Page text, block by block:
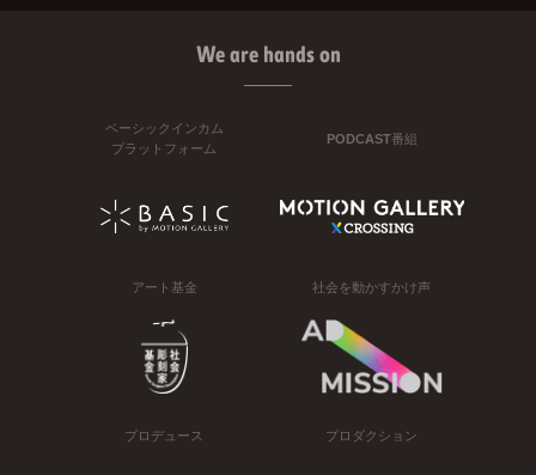
We are hands on
ベーシックインカム
プラットフォーム
PODCAST番組
アート基金 社会を動かすかけ声
プロデュース プロダクション